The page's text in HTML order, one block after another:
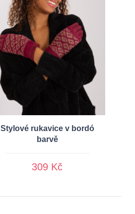
Stylové rukavice v bordó
barvě
309 Kč